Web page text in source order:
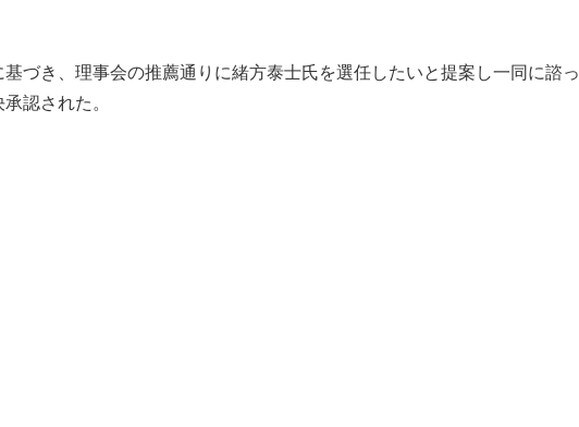
づき、理事会の推薦通りに緒方泰士氏を選任したいと提案し一同に諮っ
認された。